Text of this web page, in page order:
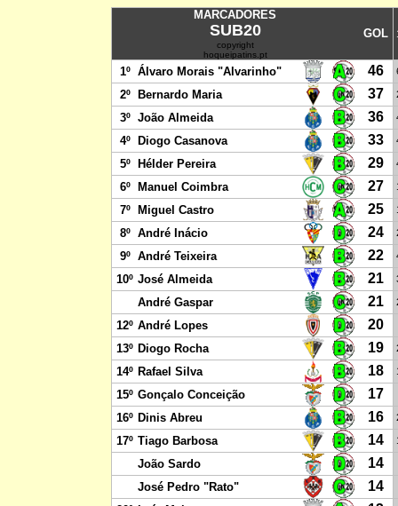
MARCADORES
SUB20
copyright
hoqueipatins.pt
GOL
1º Álvaro Morais "Alvarinho" 46
2º Bernardo Maria 37
3º João Almeida 36
4º Diogo Casanova 33
5º Hélder Pereira 29
6º Manuel Coimbra 27
7º Miguel Castro 25
8º André Inácio 24
9º André Teixeira 22
10º José Almeida 21
André Gaspar 21
12º André Lopes 20
13º Diogo Rocha 19
14º Rafael Silva 18
15º Gonçalo Conceição 17
16º Dinis Abreu 16
17º Tiago Barbosa 14
João Sardo 14
José Pedro "Rato" 14